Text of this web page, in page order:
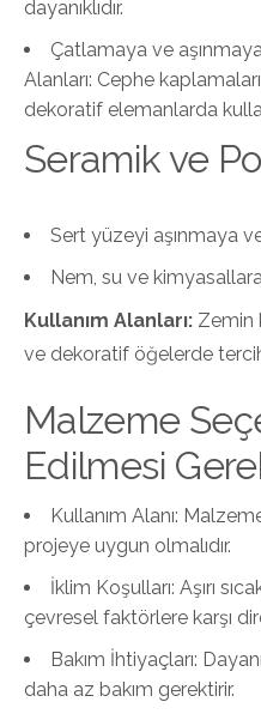
dayanıklıdır.
Çatlamaya ve
Alanları: Cephe
dekoratif elemanlarda
Seramik ve
Sert yüzeyi aşınmaya
Nem, su ve kimyasallara
Kullanım Alanları: Zemin
ve dekoratif öğelerde
Malzeme
Edilmesi
Kullanım Alanı:
projeye uygun olmalıdır.
İklim Koşulları: Aşırı
çevresel faktörlere karşı
Bakım İhtiyaçları:
daha az bakım gerektirir.